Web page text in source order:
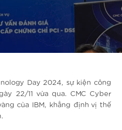
Day 2024, sự kiện công
22/11 vừa qua. CMC Cyber
của IBM, khẳng định vị thế